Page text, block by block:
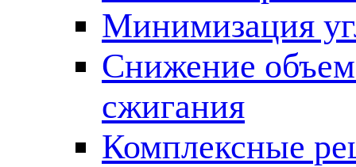
Минимизация
Снижение
сжигания
Комплексные